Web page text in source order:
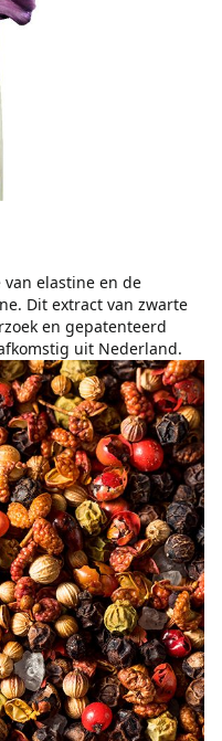
elastine en de
Dit extract van zwarte
en gepatenteerd
uit Nederland.